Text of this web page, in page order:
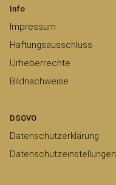
Info
Impressum
Haftungsausschluss
Urheberrechte
Bildnachweise
DSGVO
Datenschutzerklärung
Datenschutzeinstellungen